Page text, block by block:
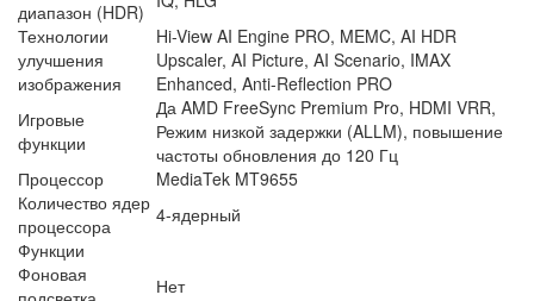
диапазон (HDR)
Технологии
улучшения
изображения
Hi-View AI Engine PRO, MEMC, AI HDR
Upscaler, AI Picture, AI Scenario, IMAX
Enhanced, Anti-Reflection PRO
Игровые
функции
Да AMD FreeSync Premium Pro, HDMI VRR,
Режим низкой задержки (ALLM), повышение
частоты обновления до 120 Гц
Процессор
MediaTek MT9655
Количество ядер
процессора
4-ядерный
Функции
Фоновая
Нет